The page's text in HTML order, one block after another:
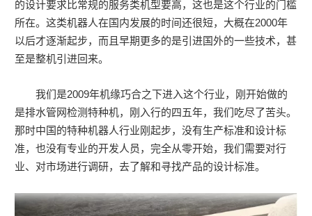
的设计要求比常规的服务类机型要高，这也是这个行业的门槛
所在。这类机器人在国内发展的时间还很短，大概在2000年
以后才逐渐起步，而且早期更多的是引进国外的一些技术，甚
至是整机引进回来。
我们是2009年机缘巧合之下进入这个行业，刚开始做的
是排水管网检测特种机，刚入行的四五年，我们吃尽了苦头。
那时中国的特种机器人行业刚起步，没有生产标准和设计标
准，也没有专业的开发人员，完全从零开始，我们需要对行
业、对市场进行调研，去了解和寻找产品的设计标准。